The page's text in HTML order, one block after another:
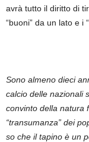
avrà tutto il diritto di
“buoni” da un lato e i
Sono almeno dieci
calcio delle nazionali
convinto della natura
“transumanza” dei
so che il tapino è un